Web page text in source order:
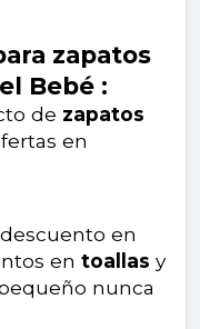
zapatos
Bebé :
de zapatos
en
en
en toallas y
nunca